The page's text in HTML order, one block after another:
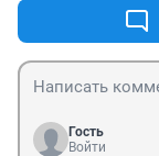
Гость
Войти